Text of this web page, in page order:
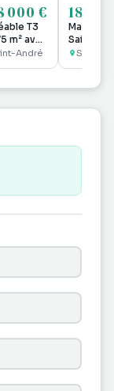
000 €
T3
m² avec
+ 2
André
187
Maison
Saint
(ligne
Saint-